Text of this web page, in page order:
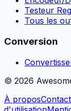
Testeur
Tous les
Conversion
© 2026
À proposContact